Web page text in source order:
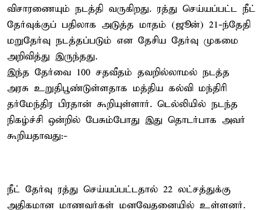
விசாரணையும் நடத்தி வருகிறது. ரத்து செய்யப்பட்ட நீட்
தேர்வுக்குப் பதிலாக அடுத்த மாதம் (ஜூன்) 21-ந்தேதி
மறுதேர்வு நடத்தப்படும் என தேசிய தேர்வு முகமை
அறிவித்து இருந்தது.
இந்த தேர்வை 100 சதவீதம் தவறில்லாமல் நடத்த
அரசு உறுதிபூண்டுள்ளதாக மத்திய கல்வி மந்திரி
தர்மேந்திர பிரதான் கூறியுள்ளார். டெல்லியில் நடந்த
நிகழ்ச்சி ஒன்றில் பேசும்போது இது தொடர்பாக அவர்
கூறியதாவது:-
நீட் தேர்வு ரத்து செய்யப்பட்டதால் 22 லட்சத்துக்கு
அதிகமான மாணவர்கள் மனவேதனையில் உள்ளனர்.